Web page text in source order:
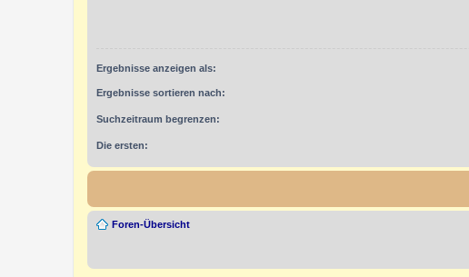
Ergebnisse anzeigen als:
Ergebnisse sortieren nach:
Suchzeitraum begrenzen:
Die ersten:
Foren-Übersicht